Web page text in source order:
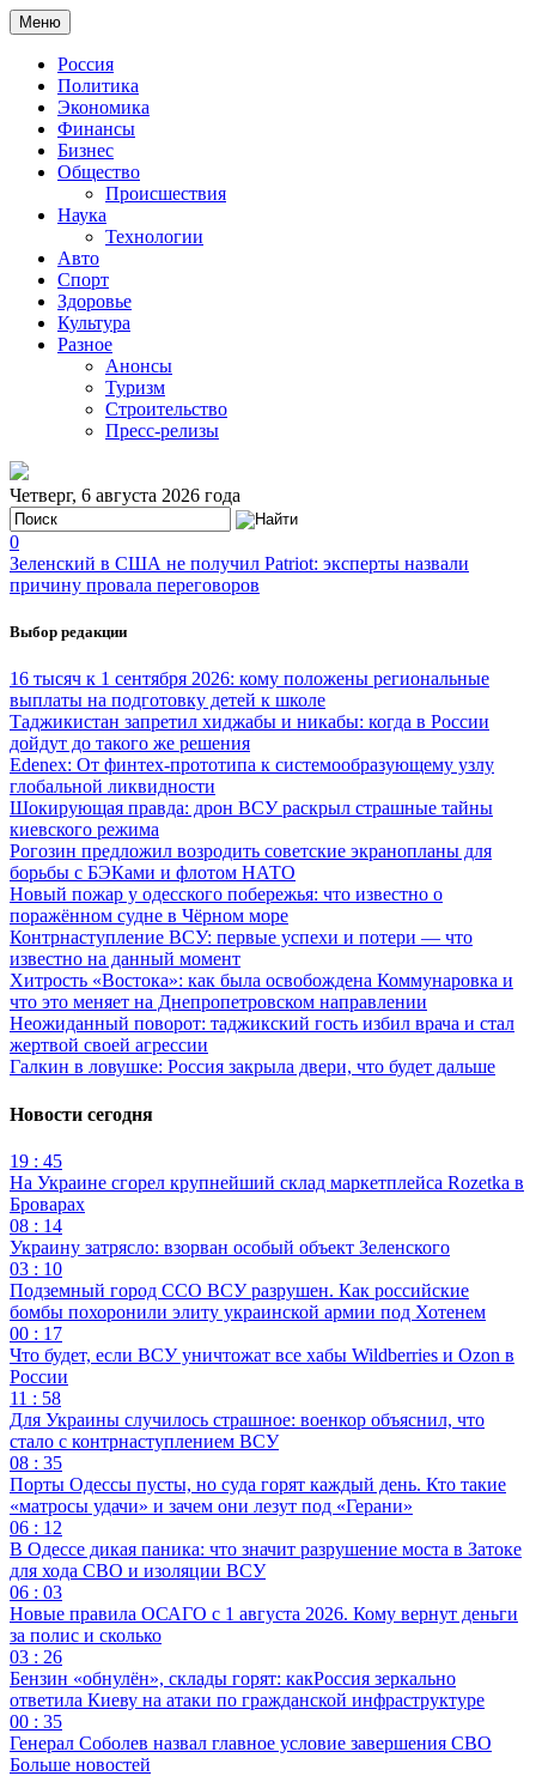
Меню
Россия
Политика
Экономика
Финансы
Бизнес
Общество
Происшествия
Наука
Технологии
Авто
Спорт
Здоровье
Культура
Разное
Анонсы
Туризм
Строительство
Пресс-релизы
Четверг, 6 августа 2026 года
0
Зеленский в США не получил Patriot: эксперты назвали
причину провала переговоров
Выбор редакции
16 тысяч к 1 сентября 2026: кому положены региональные
выплаты на подготовку детей к школе
Таджикистан запретил хиджабы и никабы: когда в России
дойдут до такого же решения
Edenex: От финтех-прототипа к системообразующему узлу
глобальной ликвидности
Шокирующая правда: дрон ВСУ раскрыл страшные тайны
киевского режима
Рогозин предложил возродить советские экранопланы для
борьбы с БЭКами и флотом НАТО
Новый пожар у одесского побережья: что известно о
поражённом судне в Чёрном море
Контрнаступление ВСУ: первые успехи и потери — что
известно на данный момент
Хитрость «Востока»: как была освобождена Коммунаровка и
что это меняет на Днепропетровском направлении
Неожиданный поворот: таджикский гость избил врача и стал
жертвой своей агрессии
Галкин в ловушке: Россия закрыла двери, что будет дальше
Новости сегодня
19 : 45
На Украине сгорел крупнейший склад маркетплейса Rozetka в
Броварах
08 : 14
Украину затрясло: взорван особый объект Зеленского
03 : 10
Подземный город ССО ВСУ разрушен. Как российские
бомбы похоронили элиту украинской армии под Хотенем
00 : 17
Что будет, если ВСУ уничтожат все хабы Wildberries и Ozon в
России
11 : 58
Для Украины случилось страшное: военкор объяснил, что
стало с контрнаступлением ВСУ
08 : 35
Порты Одессы пусты, но суда горят каждый день. Кто такие
«матросы удачи» и зачем они лезут под «Герани»
06 : 12
В Одессе дикая паника: что значит разрушение моста в Затоке
для хода СВО и изоляции ВСУ
06 : 03
Новые правила ОСАГО с 1 августа 2026. Кому вернут деньги
за полис и сколько
03 : 26
Бензин «обнулён», склады горят: какРоссия зеркально
ответила Киеву на атаки по гражданской инфраструктуре
00 : 35
Генерал Соболев назвал главное условие завершения СВО
Больше новостей